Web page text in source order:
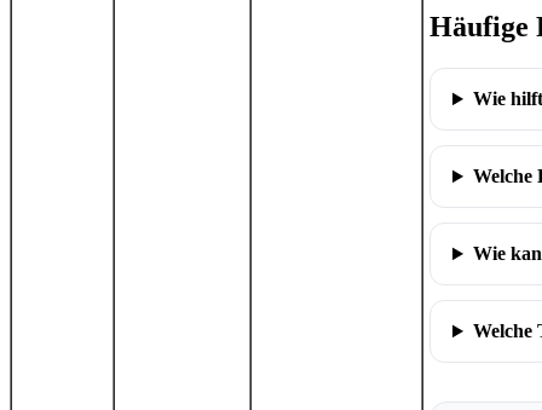
Häufige
Wie
Welche
Wie
Welche